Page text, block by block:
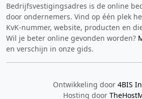
Bedrijfsvestigingsadres is de online
door ondernemers. Vind op één plek
KvK‑nummer, website, producten en
Wil je beter online gevonden worden?
en verschijn in onze gids.
Ontwikkeling door 4BIS
Hosting door
Hi 👋 We horen graag uw